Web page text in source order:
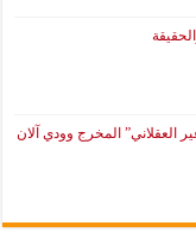
العقلاني” المخرج وودي آلان